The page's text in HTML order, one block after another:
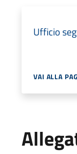
Ufficio
VAI ALLA